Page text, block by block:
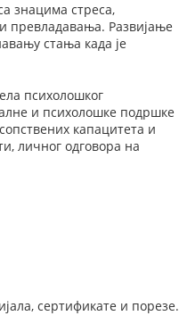
знацима стреса,
превладавања. Развијање
стања када је
психолошког
и психолошке подршке
капацитета и
личног одговора на
сертификате и порезе.